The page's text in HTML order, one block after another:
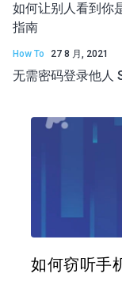
如何让别人看到你
指南
How To 27 8 月, 2021
无需密码登录他人
如何窃听手